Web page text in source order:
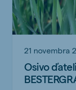
21 novembra
Osivo